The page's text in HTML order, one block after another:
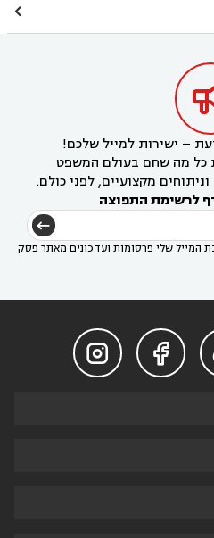

– ישירות למייל שלכם!
כל מה שחם בעולם המשפט
מקצועיים, לפני כולם.
לרשימת התפוצה
המייל שלי פרסומות ועדכונים מאתר פסק

